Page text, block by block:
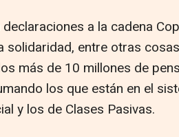
declaraciones a la cadena
solidaridad, entre otras
más de 10 millones de
los que están en el
y los de Clases Pasivas.